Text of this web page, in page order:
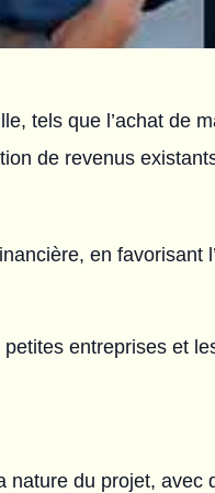
tels que l’achat de
de revenus
en favorisant
entreprises et
nature du projet, avec